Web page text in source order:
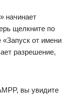
начинает
щелкните по
от имени
разрешение,
вы увидите